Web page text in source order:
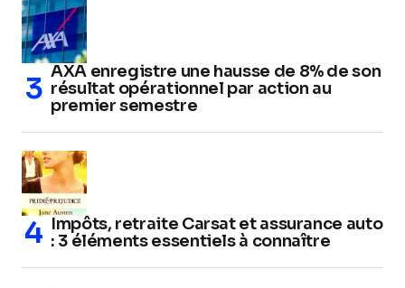
AXA enregistre une hausse de 8% de son
résultat opérationnel par action au
premier semestre
Impôts, retraite Carsat et assurance auto
: 3 éléments essentiels à connaître